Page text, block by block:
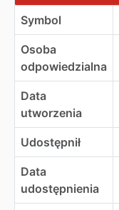
Symbol
Osoba
odpowiedzialna
Data
utworzenia
Udostępnił
Data
udostępnienia